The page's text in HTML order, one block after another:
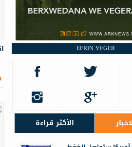
EFRIN VEGER
الأكثر قراءة